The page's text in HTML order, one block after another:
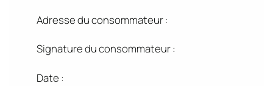
Adresse du consommateur :
Signature du consommateur :
Date :